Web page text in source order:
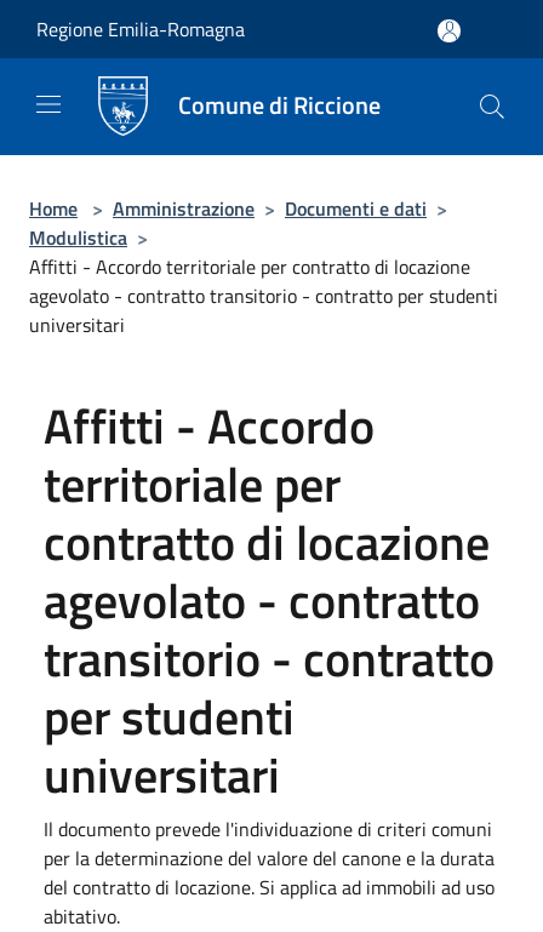
Regione Emilia-Romagna
Comune di Riccione
Home > Amministrazione > Documenti e dati >
Modulistica >
Affitti - Accordo territoriale per contratto di locazione
agevolato - contratto transitorio - contratto per studenti
universitari
Affitti - Accordo
territoriale per
contratto di locazione
agevolato - contratto
transitorio - contratto
per studenti
universitari
Il documento prevede l'individuazione di criteri comuni
per la determinazione del valore del canone e la durata
del contratto di locazione. Si applica ad immobili ad uso
abitativo.